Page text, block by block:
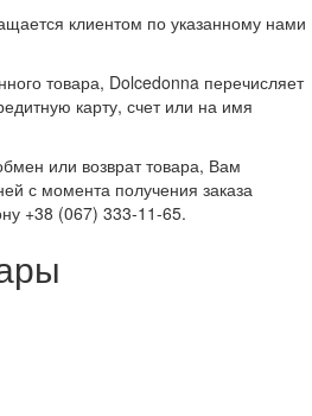
клиентом по указанному нами
товара, Dolcedonna перечисляет
карту, счет или на имя
или возврат товара, Вам
с момента получения заказа
+38 (067) 333-11-65.